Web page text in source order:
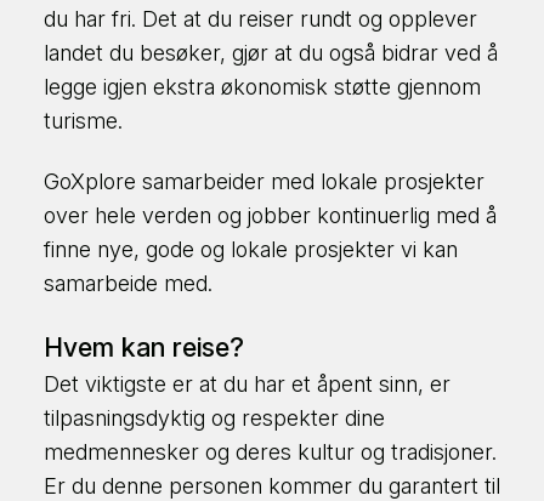
du har fri. Det at du reiser rundt og opplever
landet du besøker, gjør at du også bidrar ved å
legge igjen ekstra økonomisk støtte gjennom
turisme.
GoXplore samarbeider med lokale prosjekter
over hele verden og jobber kontinuerlig med å
finne nye, gode og lokale prosjekter vi kan
samarbeide med.
Hvem kan reise?
Det viktigste er at du har et åpent sinn, er
tilpasningsdyktig og respekter dine
medmennesker og deres kultur og tradisjoner.
Er du denne personen kommer du garantert til